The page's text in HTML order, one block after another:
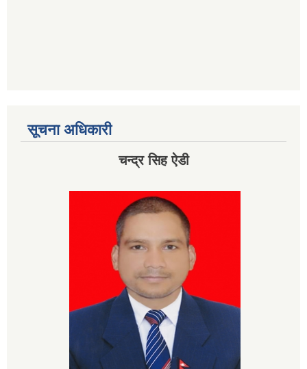
सूचना अधिकारी
चन्द्र सिह ऐडी